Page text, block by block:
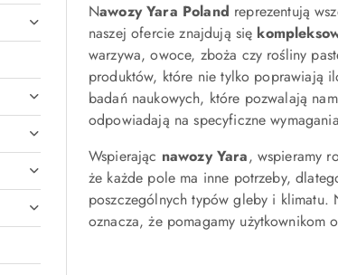
Nawozy Yara Poland reprezentują
naszej ofercie znajdują się
warzywa, owoce, zboża czy rośliny
produktów, które nie tylko poprawiają
badań naukowych, które pozwalają
odpowiadają na specyficzne
Wspierając nawozy Yara, wspieramy
że każde pole ma inne potrzeby,
poszczególnych typów gleby i klimatu.
oznacza, że pomagamy użytkownikom